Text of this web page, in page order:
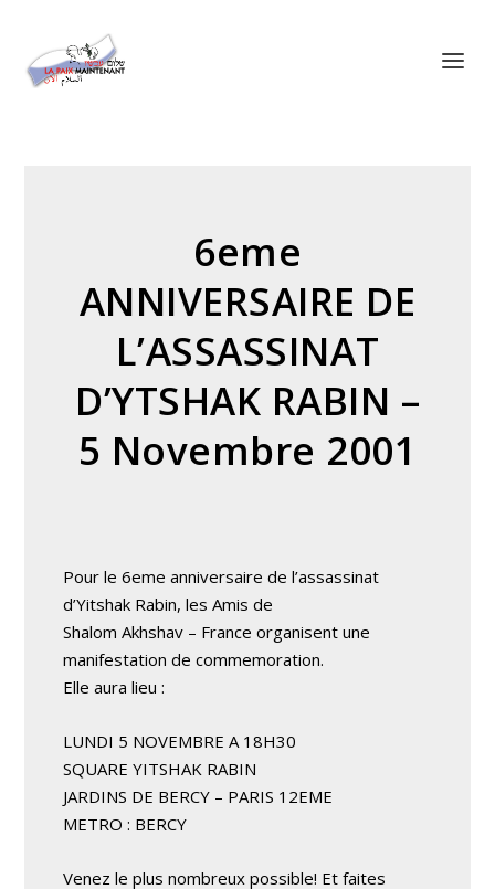
6eme
ANNIVERSAIRE DE
L’ASSASSINAT
D’YTSHAK RABIN –
5 Novembre 2001
Pour le 6eme anniversaire de l’assassinat
d’Yitshak Rabin, les Amis de
Shalom Akhshav – France organisent une
manifestation de commemoration.
Elle aura lieu :
LUNDI 5 NOVEMBRE A 18H30
SQUARE YITSHAK RABIN
JARDINS DE BERCY – PARIS 12EME
METRO : BERCY
Venez le plus nombreux possible! Et faites